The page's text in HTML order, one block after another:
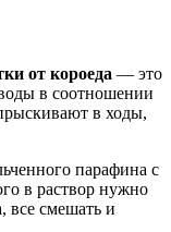
от короеда — это
в соотношении
в ходы,
парафина с
в раствор нужно
все смешать и